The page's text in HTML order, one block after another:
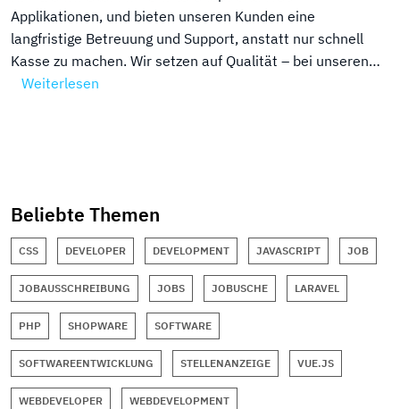
Applikationen, und bieten unseren Kunden eine
langfristige Betreuung und Support, anstatt nur schnell
Kasse zu machen. Wir setzen auf Qualität – bei unseren…
Weiterlesen
Beliebte Themen
CSS DEVELOPER DEVELOPMENT JAVASCRIPT JOB
JOBAUSSCHREIBUNG JOBS JOBUSCHE LARAVEL
PHP SHOPWARE SOFTWARE
SOFTWAREENTWICKLUNG STELLENANZEIGE VUE.JS
WEBDEVELOPER WEBDEVELOPMENT